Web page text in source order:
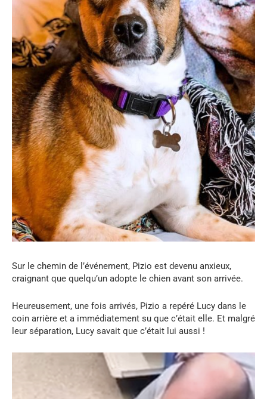
Sur le chemin de l’événement, Pizio est devenu anxieux,
craignant que quelqu’un adopte le chien avant son arrivée.
Heureusement, une fois arrivés, Pizio a repéré Lucy dans le
coin arrière et a immédiatement su que c’était elle. Et malgré
leur séparation, Lucy savait que c’était lui aussi !